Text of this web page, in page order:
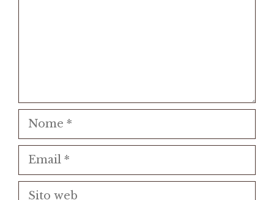
Nome
Email
Sito